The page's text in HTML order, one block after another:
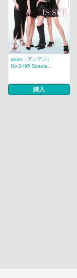
anan（アンアン）
No.2495 Specia...
購入